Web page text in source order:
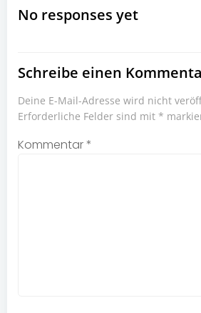
navigation
No responses yet
Schreibe einen
Deine E-Mail-Adresse wird nicht
Erforderliche Felder sind mit *
Kommentar*